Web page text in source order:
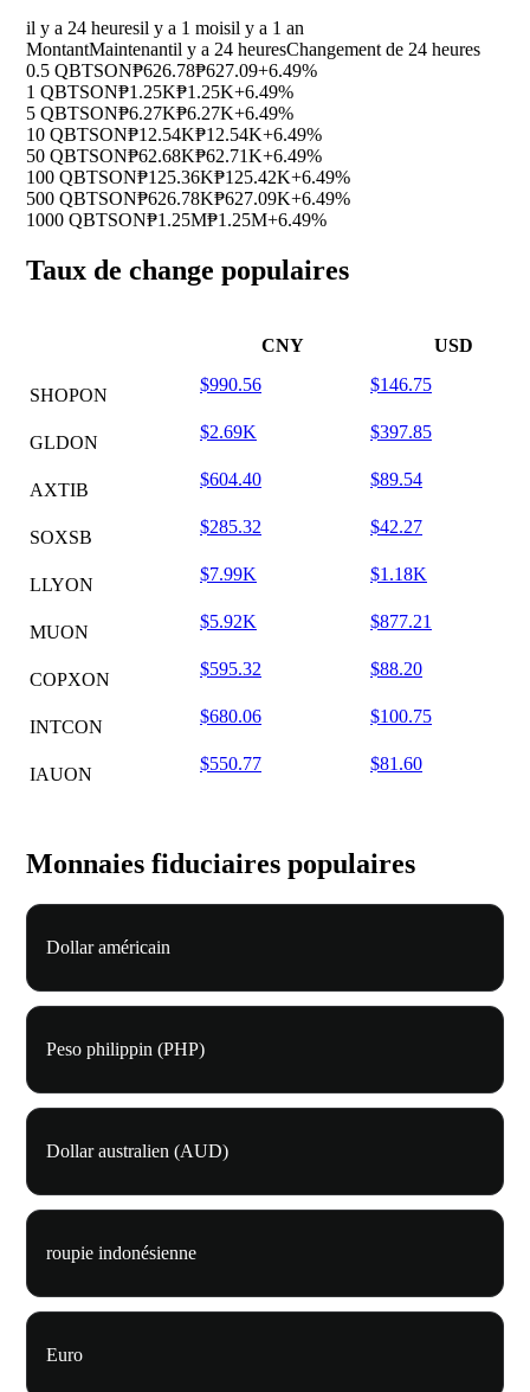
il y a 24 heuresil y a 1 moisil y a 1 an
MontantMaintenantil y a 24 heuresChangement de 24 heures
0.5 QBTSON₱626.78₱627.09+6.49%
1 QBTSON₱1.25K₱1.25K+6.49%
5 QBTSON₱6.27K₱6.27K+6.49%
10 QBTSON₱12.54K₱12.54K+6.49%
50 QBTSON₱62.68K₱62.71K+6.49%
100 QBTSON₱125.36K₱125.42K+6.49%
500 QBTSON₱626.78K₱627.09K+6.49%
1000 QBTSON₱1.25M₱1.25M+6.49%
Taux de change populaires
CNY USD
SHOPON
$990.56 $146.75
GLDON
$2.69K $397.85
AXTIB
$604.40 $89.54
SOXSB
$285.32 $42.27
LLYON
$7.99K $1.18K
MUON
$5.92K $877.21
COPXON
$595.32 $88.20
INTCON
$680.06 $100.75
IAUON
$550.77 $81.60
Monnaies fiduciaires populaires
Dollar américain
Peso philippin (PHP)
Dollar australien (AUD)
roupie indonésienne
Euro